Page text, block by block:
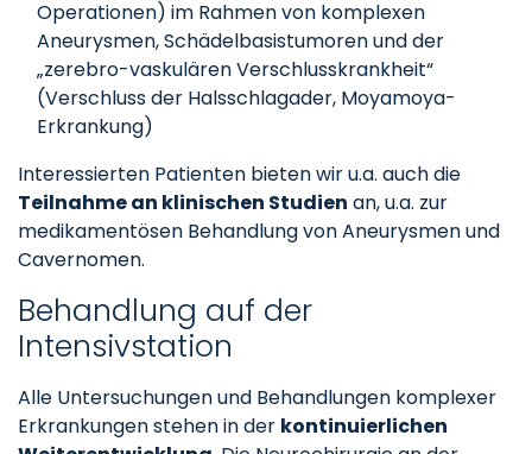
Operationen) im Rahmen von komplexen
Aneurysmen, Schädelbasistumoren und der
„zerebro-vaskulären Verschlusskrankheit“
(Verschluss der Halsschlagader, Moyamoya-
Erkrankung)
Interessierten Patienten bieten wir u.a. auch die
Teilnahme an klinischen Studien an, u.a. zur
medikamentösen Behandlung von Aneurysmen und
Cavernomen.
Behandlung auf der
Intensivstation
Alle Untersuchungen und Behandlungen komplexer
Erkrankungen stehen in der kontinuierlichen